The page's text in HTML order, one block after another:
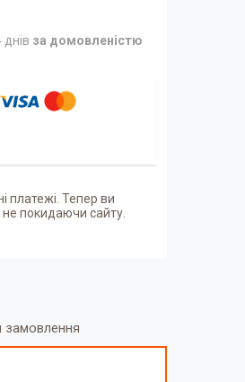
за домовленістю
платежі. Тепер ви
покидаючи сайту.
замовлення